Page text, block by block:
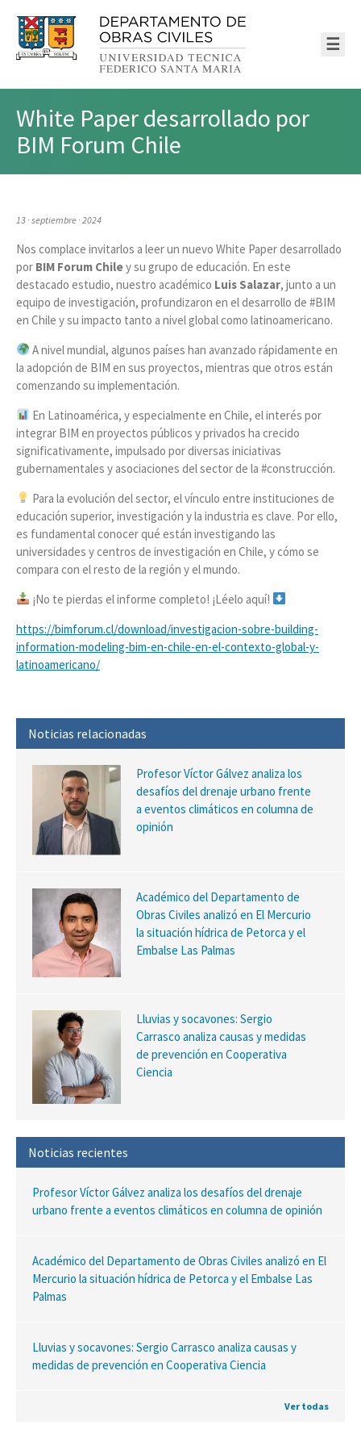
☰
White Paper desarrollado por
BIM Forum Chile
13 · septiembre · 2024
Nos complace invitarlos a leer un nuevo White Paper desarrollado
por BIM Forum Chiley su grupo de educación. En este
destacado estudio, nuestro académico Luis Salazar, junto a un
equipo de investigación, profundizaron en el desarrollo de #BIM
en Chile y su impacto tanto a nivel global como latinoamericano.
A nivel mundial, algunos países han avanzado rápidamente en
la adopción de BIM en sus proyectos, mientras que otros están
comenzando su implementación.
En Latinoamérica, y especialmente en Chile, el interés por
integrar BIM en proyectos públicos y privados ha crecido
significativamente, impulsado por diversas iniciativas
gubernamentales y asociaciones del sector de la #construcción.
Para la evolución del sector, el vínculo entre instituciones de
educación superior, investigación y la industria es clave. Por ello,
es fundamental conocer qué están investigando las
universidades y centros de investigación en Chile, y cómo se
compara con el resto de la región y el mundo.
¡No te pierdas el informe completo! ¡Léelo aquí!
https://bimforum.cl/download/investigacion-sobre-building-
information-modeling-bim-en-chile-en-el-contexto-global-y-
latinoamericano/
Noticias relacionadas
Profesor Víctor Gálvez analiza los
desafíos del drenaje urbano frente
a eventos climáticos en columna de
opinión
Académico del Departamento de
Obras Civiles analizó en El Mercurio
la situación hídrica de Petorca y el
Embalse Las Palmas
Lluvias y socavones: Sergio
Carrasco analiza causas y medidas
de prevención en Cooperativa
Ciencia
Noticias recientes
Profesor Víctor Gálvez analiza los desafíos del drenaje
urbano frente a eventos climáticos en columna de opinión
Académico del Departamento de Obras Civiles analizó en El
Mercurio la situación hídrica de Petorca y el Embalse Las
Palmas
Lluvias y socavones: Sergio Carrasco analiza causas y
medidas de prevención en Cooperativa Ciencia
Ver todas